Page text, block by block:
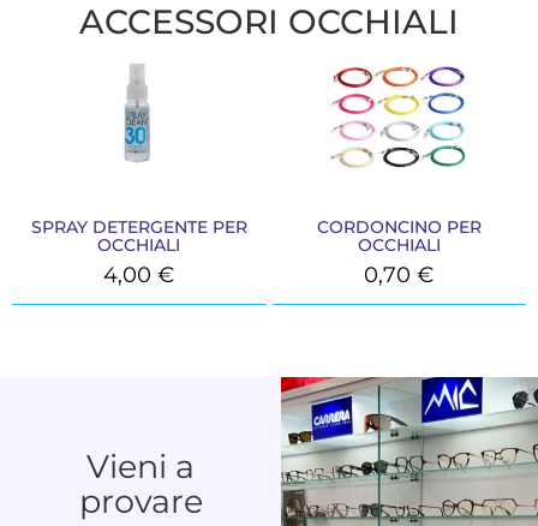
ACCESSORI OCCHIALI
SPRAY DETERGENTE PER
OCCHIALI
4,00€
CORDONCINO PER
OCCHIALI
0,70€
Vieni a
provare